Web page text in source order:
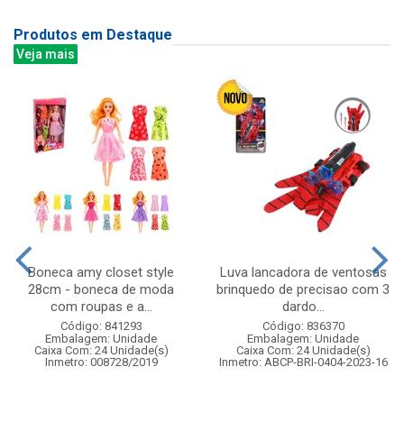
Produtos em Destaque
Veja mais
Boneca amy closet style
28cm - boneca de moda
com roupas e a...
Código: 841293
Embalagem: Unidade
Caixa Com: 24 Unidade(s)
Inmetro: 008728/2019
Luva lancadora de ventosas
brinquedo de precisao com 3
dardo...
Código: 836370
Embalagem: Unidade
Caixa Com: 24 Unidade(s)
Inmetro: ABCP-BRI-0404-2023-16